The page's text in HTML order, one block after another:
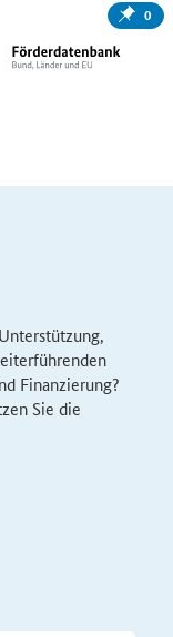
0
Finanzierung?
Sie die